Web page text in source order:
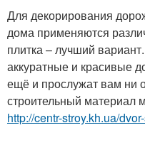
Для декорирования
дома применяются
плитка – лучший
аккуратные и красивые
ещё и прослужат вам ни
строительный материал
http://centr-stroy.kh.ua/